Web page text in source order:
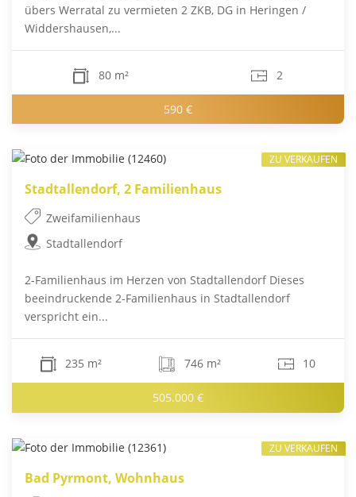
übers Werratal zu vermieten 2 ZKB, DG in Heringen /
Widdershausen,...
80 m² 2
590 €
Stadtallendorf, 2 Familienhaus
Zweifamilienhaus
Stadtallendorf
2-Familienhaus im Herzen von Stadtallendorf Dieses
beeindruckende 2-Familienhaus in Stadtallendorf
verspricht ein...
235 m² 746 m² 10
505.000 €
ZU VERKAUFEN
Bad Pyrmont, Wohnhaus
ZU VERKAUFEN